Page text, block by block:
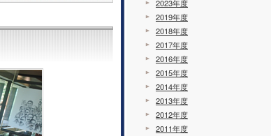
2023年度
2019年度
2018年度
2017年度
2016年度
2015年度
2014年度
2013年度
2012年度
2011年度